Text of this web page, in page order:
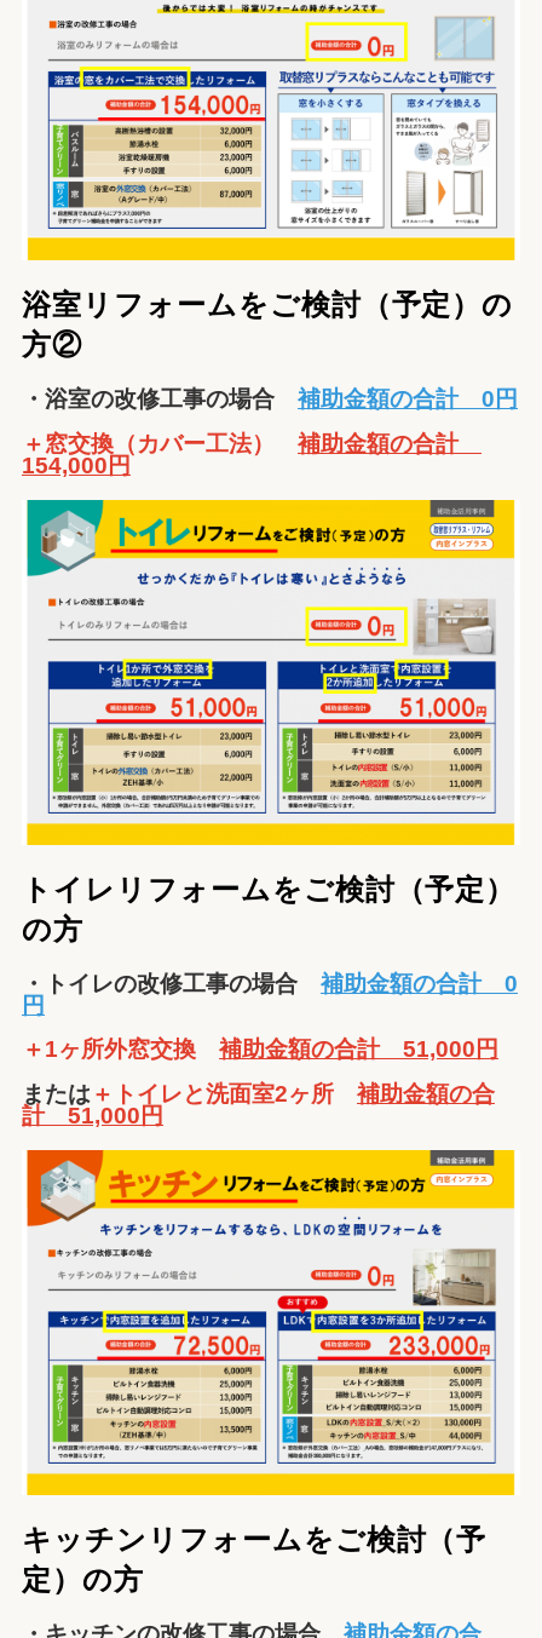
浴室リフォームをご検討（予定）の
方②
・浴室の改修工事の場合 補助金額の合計 0円
＋窓交換（カバー工法） 補助金額の合計
154,000円
トイレリフォームをご検討（予定）
の方
・トイレの改修工事の場合 補助金額の合計 0
円
＋1ヶ所外窓交換 補助金額の合計 51,000円
または ＋トイレと洗面室2ヶ所 補助金額の合
計 51,000円
キッチンリフォームをご検討（予
定）の方